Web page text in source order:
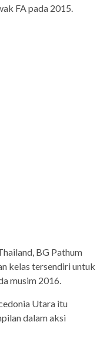
FA pada 2015.
BG Pathum
kelas tersendiri untuk
musim 2016.
Utara itu
dalam aksi